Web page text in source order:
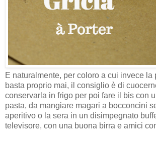
E naturalmente, per coloro a cui invece la
basta proprio mai, il consiglio è di
conservarla in frigo per poi fare il bis con
pasta, da mangiare magari a bocconcini
aperitivo o la sera in un disimpegnato
televisore, con una buona birra e amici